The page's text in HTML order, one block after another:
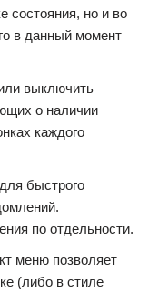
состояния, но и во
в данный момент
выключить
о наличии
каждого
быстрого
по отдельности.
меню позволяет
(либо в стиле